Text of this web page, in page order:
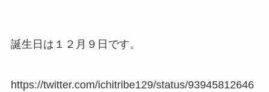
誕生日は１２月９日です。
https://twitter.com/ichitribe129/status/93945812646